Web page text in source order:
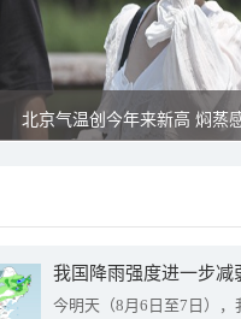
北京气温创今年来新高 焖蒸
今明天（8月6日至7日）